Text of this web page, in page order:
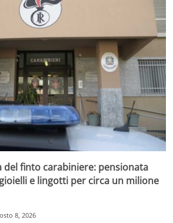
del finto carabiniere: pensionata
e lingotti per circa un milione
8, 2026